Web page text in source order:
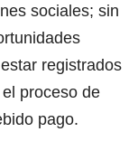
sociales; sin
registrados
proceso de
pago.